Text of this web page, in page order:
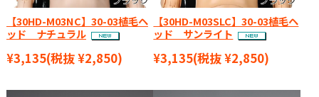
【30HD-M03NC】30-03植毛ヘ
ッド ナチュラル
¥3,135(税抜 ¥2,850)
【30HD-M03SLC】30-03植毛ヘ
ッド サンライト
¥3,135(税抜 ¥2,850)